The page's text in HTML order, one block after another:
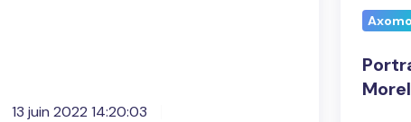
13 juin 2022 14:20:03
Morel